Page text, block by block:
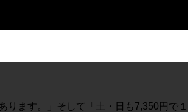
ます。」そして「土・日も7,350円で１